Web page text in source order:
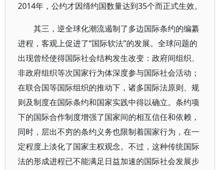
2014年，公约才因缔约国数量达到35个而正式生效。
其三，逆全球化潮流遏制了多边国际条约的编纂
进程，客观上促进了“国际软法”的发展。全球问题的
出现曾经使得国际社会结构发生改变：政府间组织、
非政府组织等次国家行为体深度参与国际社会活动；
在联合国等国际组织的推动下，诸多国际法原则、规
则及制度在国际条约和国家实践中得以确立。条约项
下的国际合作制度增强了国家间的相互信任和依赖，
同时，层出不穷的条约义务也限制着国家行为，在一
定程度上淡化了国家主权观念。不过，这种传统国际
法的形成进程已不能满足日益加速的国际社会发展步